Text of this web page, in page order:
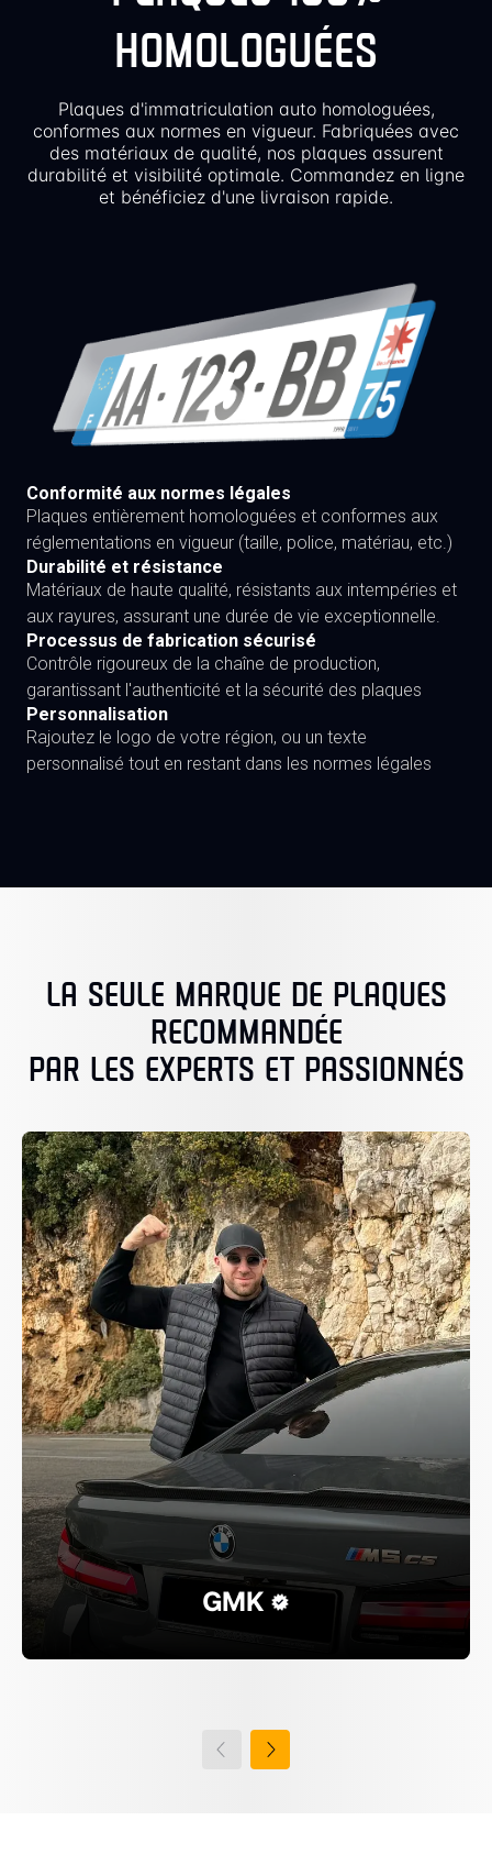
HOMOLOGUÉES
Plaques d'immatriculation auto homologuées,
conformes aux normes en vigueur. Fabriquées avec
des matériaux de qualité, nos plaques assurent
durabilité et visibilité optimale. Commandez en ligne
et bénéficiez d'une livraison rapide.
Conformité aux normes légales
Plaques entièrement homologuées et conformes aux
réglementations en vigueur (taille, police, matériau, etc.)
Durabilité et résistance
Matériaux de haute qualité, résistants aux intempéries et
aux rayures, assurant une durée de vie exceptionnelle.
Processus de fabrication sécurisé
Contrôle rigoureux de la chaîne de production,
garantissant l'authenticité et la sécurité des plaques
Personnalisation
Rajoutez le logo de votre région, ou un texte
personnalisé tout en restant dans les normes légales
LA SEULE MARQUE DE PLAQUES
RECOMMANDÉE
PAR LES EXPERTS ET PASSIONNÉS
GMK